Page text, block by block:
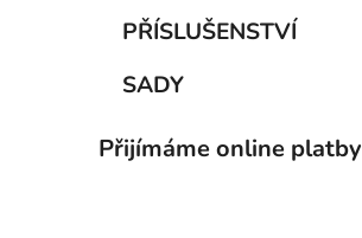
PŘÍSLUŠENSTVÍ
SADY
Přijímáme online platby